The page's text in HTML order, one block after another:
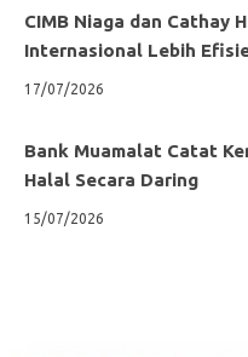
CIMB Niaga dan Cathay
Internasional Lebih
17/07/2026
Bank Muamalat Catat
Halal Secara Daring
15/07/2026